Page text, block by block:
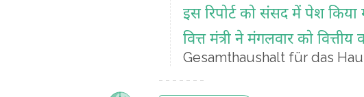
इस रिपोर्ट को संसद में पेश किया
वित्त मंत्री ने मंगलवार को
Gesamthaushalt für das